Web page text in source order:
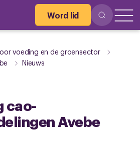
Word lid
voeding en de groensector
Nieuws
cao-
Avebe